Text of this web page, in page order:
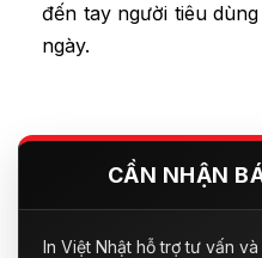
đến tay người tiêu
ngày.
CẦN NHẬN
In Việt Nhật hỗ trợ tư vấn